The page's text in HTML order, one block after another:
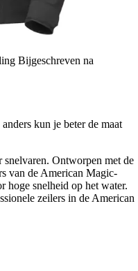
Bijgeschreven na
kun je beter de maat
snelvaren. Ontworpen met de
van de American Magic-
hoge snelheid op het water.
zeilers in de American